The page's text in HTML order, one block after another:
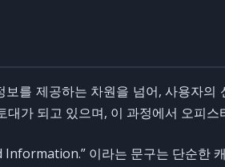
를 제공하는 차원을 넘어, 사용자
가 되고 있으며, 이 과정에서 오피
이라는 문구는 단순한